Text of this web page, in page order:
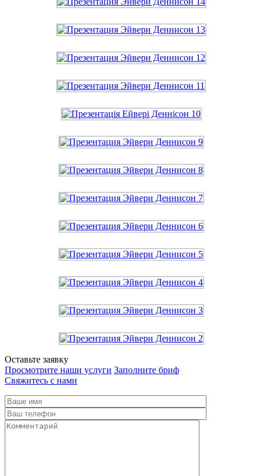
Оставьте заявку
Просмотрите наши услуги Заполните бриф
Свяжитесь с нами